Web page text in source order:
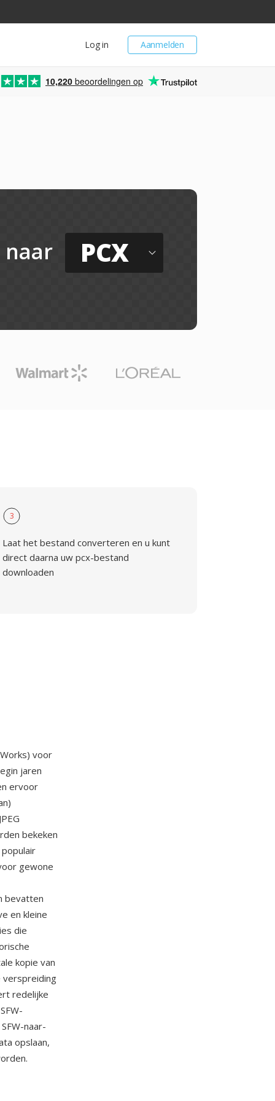
Aanmelden
Log in
10,220 beoordelingen op
naar PCX
3
Laat het bestand converteren en u kunt
direct daarna uw pcx-bestand
downloaden
voor
jaren
ervoor
bekeken
gewone
bevatten
en kleine
die
kopie van
redelijke
naar-
opslaan,